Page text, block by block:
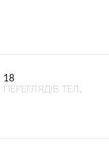
18
ПЕРЕГЛЯДІВ ТЕЛ.